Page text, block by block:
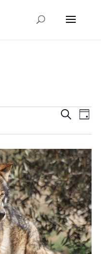
y
vistas
de
Buscar
de
Día